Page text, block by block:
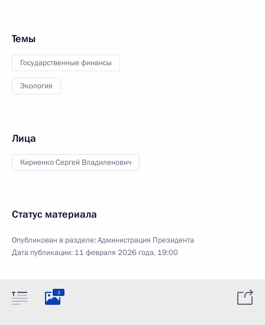
Темы
Государственные финансы
Экология
Лица
Кириенко Сергей Владиленович
Статус материала
Опубликован в разделе:Администрация Президента
Дата публикации: 11 февраля 2026 года, 19:00
3